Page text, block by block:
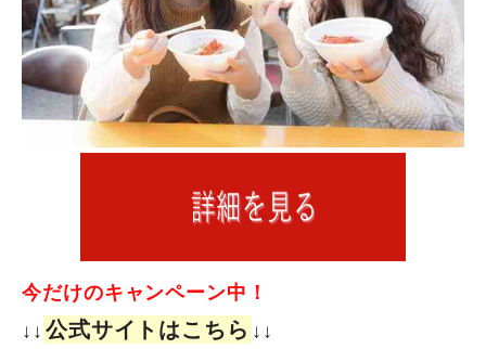
今だけのキャンペーン中！
↓↓ 公式サイトはこちら ↓↓